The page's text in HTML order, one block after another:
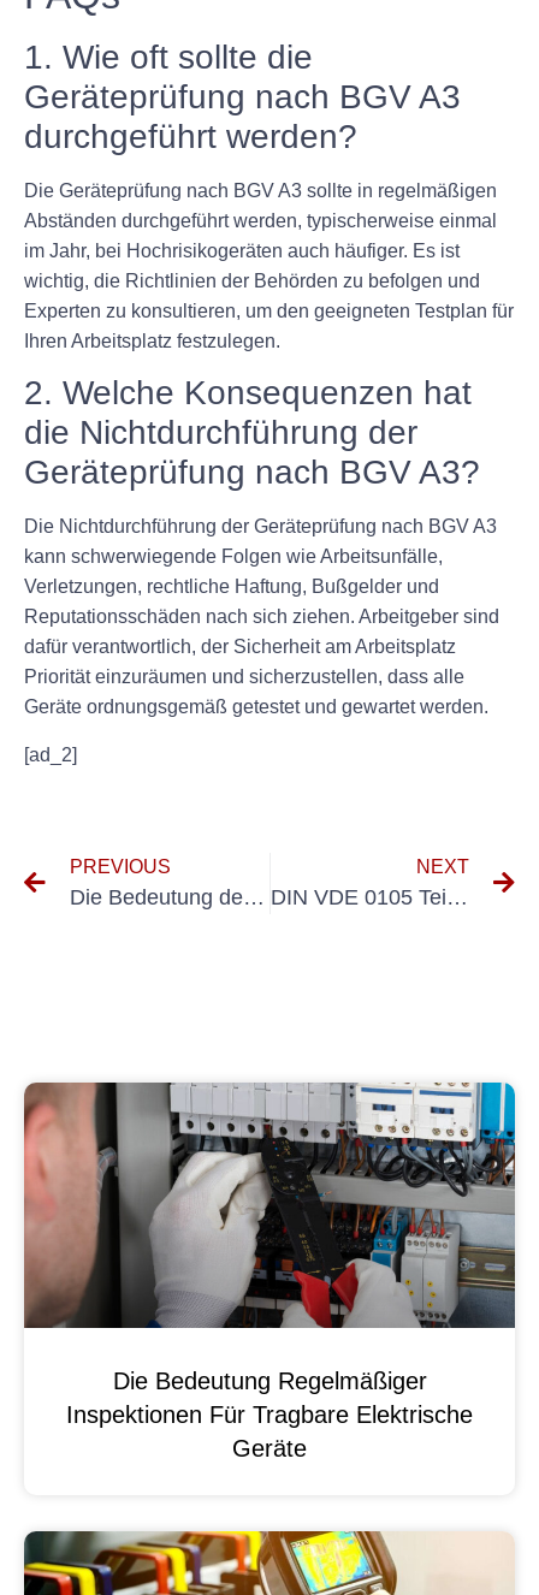
1. Wie oft sollte die
Geräteprüfung nach BGV A3
durchgeführt werden?
Die Geräteprüfung nach BGV A3 sollte in regelmäßigen
Abständen durchgeführt werden, typischerweise einmal
im Jahr, bei Hochrisikogeräten auch häufiger. Es ist
wichtig, die Richtlinien der Behörden zu befolgen und
Experten zu konsultieren, um den geeigneten Testplan für
Ihren Arbeitsplatz festzulegen.
2. Welche Konsequenzen hat
die Nichtdurchführung der
Geräteprüfung nach BGV A3?
Die Nichtdurchführung der Geräteprüfung nach BGV A3
kann schwerwiegende Folgen wie Arbeitsunfälle,
Verletzungen, rechtliche Haftung, Bußgelder und
Reputationsschäden nach sich ziehen. Arbeitgeber sind
dafür verantwortlich, der Sicherheit am Arbeitsplatz
Priorität einzuräumen und sicherzustellen, dass alle
Geräte ordnungsgemäß getestet und gewartet werden.
[ad_2]
PREVIOUS
Die Bedeutung des Prüfprotokolls Elektrische Anlagen in der Erstprüfung
NEXT
DIN VDE 0105 Teil 100 verstehen: Prüfintervalle im Überblick
Die Bedeutung Regelmäßiger
Inspektionen Für Tragbare Elektrische
Geräte